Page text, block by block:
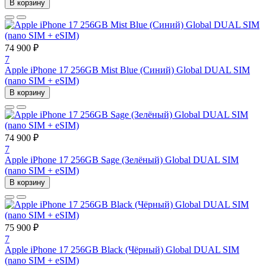
В корзину
74 900 ₽
7
Apple iPhone 17 256GB Mist Blue (Синий) Global DUAL SIM
(nano SIM + eSIM)
В корзину
74 900 ₽
7
Apple iPhone 17 256GB Sage (Зелёный) Global DUAL SIM
(nano SIM + eSIM)
В корзину
75 900 ₽
7
Apple iPhone 17 256GB Black (Чёрный) Global DUAL SIM
(nano SIM + eSIM)